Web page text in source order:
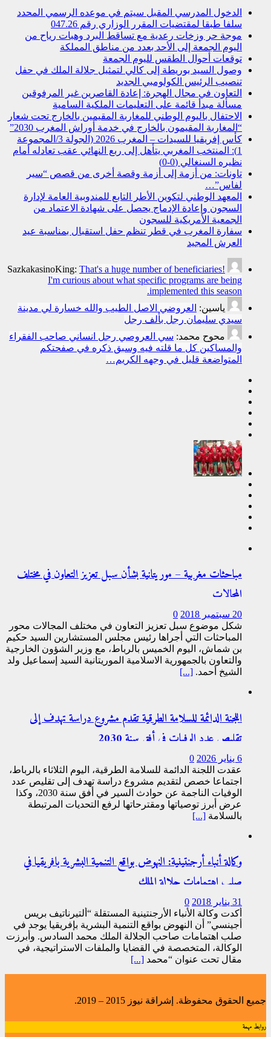
الدخول المدرسي المقبل سیتم في موعده الرسمي المحدد
سلفا طبقا لمقتضیات المقرر الوزاري رقم 047.26
موجة حر وزخات رعدية مع تساقط البرد وهبات رياح من
اليوم الجمعة إلى الأحد بعدد من مناطق المملكة
توقعات أحوال الطقس لليوم الجمعة
وصول السيد بوريطة إلى كالي لتمثيل جلالة الملك في حفل
تنصيب الرئيس الكولومبي الجديد
التعاون في مجال الهجرة: إعادة القاصرين غير المرفوقين
مسألة مبدأ قائمة على التعليمات الملكية السامية
الاحتفال باليوم الوطني للمغاربة المقيمين بالخارج تحت شعار
“المغاربة المقيمون بالخارج في خدمة أوراش المغرب 2030”
كأس إفريقيا للسيدات – المغرب 2026 (الجولة 3/المجموعة
1): المنتخب المغربي يتأهل إلى ربع النهائي عقب تعادله أمام
نظيره السنغالي (0-0)
تاونات: من أزمة إلى أزمة وقصة أخرى من قصص “سير
لفاس”…
المعهد الوطني لتكوين الأطر التابع للمندوبية العامة لإدارة
السجون وإعادة الإدماج يحصل على شهادة الاعتماد من
الجمعية الأمريكية للسجون
سفارة المغرب في قطر تنظم حفل استقبال بمناسبة عيد
العرش المجيد
SazkakasinoKing: That's a huge number of beneficiaries!
I'm curious about what specific programs are being
implemented this season.
ياسين: العروضي الاصل الطيب والله خسارة لي مدينة
سيدي سليمان رجل بألف رجل
محوح محمد: سي العروصي رجل انساني صاحب الفقراء
والمساكين كل ما قلته فيه وسبق ذكره في صفحتكم
المتواضعة قليل في وجهه الكريم…
مباحثات مغربية – موريتانية بشأن سبل تعزيز التعاون في مختلف
المجالات
20 سبتمبر 2018
0
شكل موضوع سبل تعزيز التعاون في مختلف المجالات محور
المباحثات التي أجراها رئيس مجلس المستشارين السيد حكيم
بن شماش، اليوم الخميس بالرباط، مع وزير الشؤون الخارجية
والتعاون بالجمهورية الاسلامية الموريتانية السيد إسماعيل ولد
الشيخ أحمد. [...]
اللجنة الدائمة للسلامة الطرقية تقدم مشروع دراسة تهدف إلى
تقليص عدد الوفيات في أفق سنة 2030
6 يناير 2026
0
عقدت اللجنة الدائمة للسلامة الطرقية، اليوم الثلاثاء بالرباط،
اجتماعا خصص لتقديم مشروع دراسة تهدف إلى تقليص عدد
الوفيات الناجمة عن حوادث السير في أفق سنة 2030، وكذا
عرض أبرز توصياتها ومقترحاتها لرفع التحديات المرتبطة
بالسلامة [...]
وكالة أنباء أرجنتينية: النهوض بواقع التنمية البشرية بافريقيا في
صلب اهتمامات جلالة الملك
31 يناير 2018
0
أكدت وكالة الأنباء الأرجنتينية المستقلة “ألتيرناتيف بريس
أجينسي” أن النهوض بواقع التنمية البشرية بإفريقيا يوجد في
صلب اهتمامات صاحب الجلالة الملك محمد السادس. وأبرزت
الوكالة، المتخصصة في القضايا والملفات الاستراتيجية، في
مقال تحت عنوان “محمد [...]
جميع الحقوق محفوظة. إشراقة نيوز 2015 – 2019.
روابط مهمة